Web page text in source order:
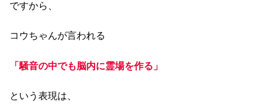
ですから、
コウちゃんが言われる
「騒音の中でも脳内に霊場を作る」
という表現は、